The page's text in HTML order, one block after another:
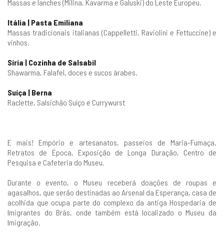
Massas e lanches (Milina, Kavarma e Galuski) do Leste Europeu.
Itália | Pasta Emiliana
Massas tradicionais italianas (Cappelletti, Raviolini e Fettuccine) e
vinhos.
Síria | Cozinha de Salsabil
Shawarma, Falafel, doces e sucos árabes.
Suíça | Berna
Raclette, Salsichão Suíço e Currywurst
E mais! Empório e artesanatos, passeios de Maria-Fumaça,
Retratos de Época, Exposição de Longa Duração, Centro de
Pesquisa e Cafeteria do Museu.
Durante o evento, o Museu receberá doações de roupas e
agasalhos, que serão destinadas ao Arsenal da Esperança, casa de
acolhida que ocupa parte do complexo da antiga Hospedaria de
Imigrantes do Brás, onde também está localizado o Museu da
Imigração.